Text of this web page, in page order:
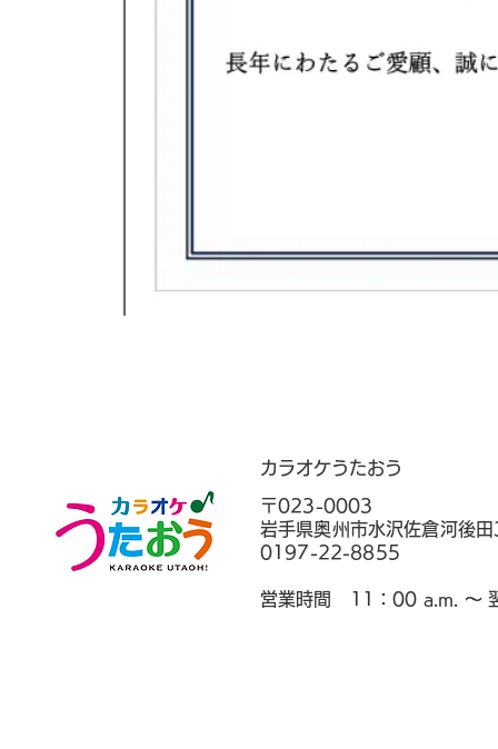
カラオケうたおう
〒023-0003
岩手県奥州市水沢佐倉河後
0197-22-8855
営業時間 11：00 a.m. 〜